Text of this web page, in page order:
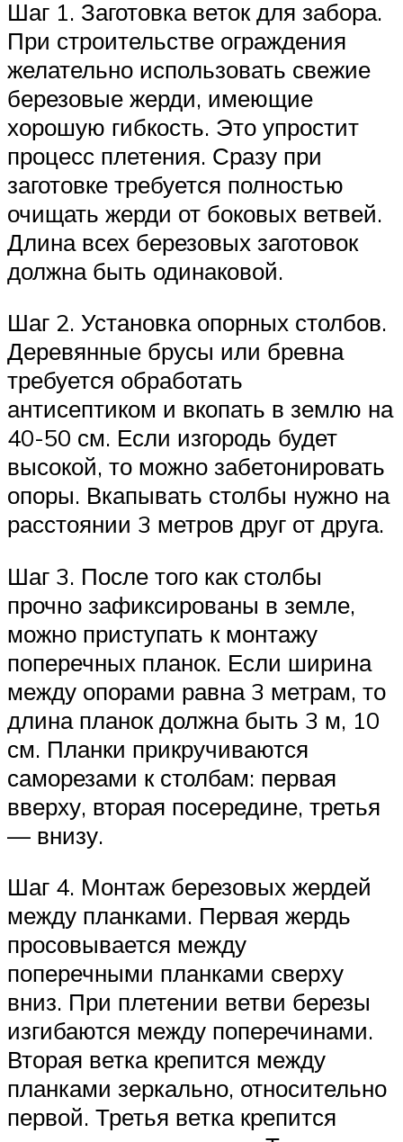
Шаг 1. Заготовка веток для забора.
При строительстве ограждения
желательно использовать свежие
березовые жерди, имеющие
хорошую гибкость. Это упростит
процесс плетения. Сразу при
заготовке требуется полностью
очищать жерди от боковых ветвей.
Длина всех березовых заготовок
должна быть одинаковой.
Шаг 2. Установка опорных столбов.
Деревянные брусы или бревна
требуется обработать
антисептиком и вкопать в землю на
40-50 см. Если изгородь будет
высокой, то можно забетонировать
опоры. Вкапывать столбы нужно на
расстоянии 3 метров друг от друга.
Шаг 3. После того как столбы
прочно зафиксированы в земле,
можно приступать к монтажу
поперечных планок. Если ширина
между опорами равна 3 метрам, то
длина планок должна быть 3 м, 10
см. Планки прикручиваются
саморезами к столбам: первая
вверху, вторая посередине, третья
— внизу.
Шаг 4. Монтаж березовых жердей
между планками. Первая жердь
просовывается между
поперечными планками сверху
вниз. При плетении ветви березы
изгибаются между поперечинами.
Вторая ветка крепится между
планками зеркально, относительно
первой. Третья ветка крепится